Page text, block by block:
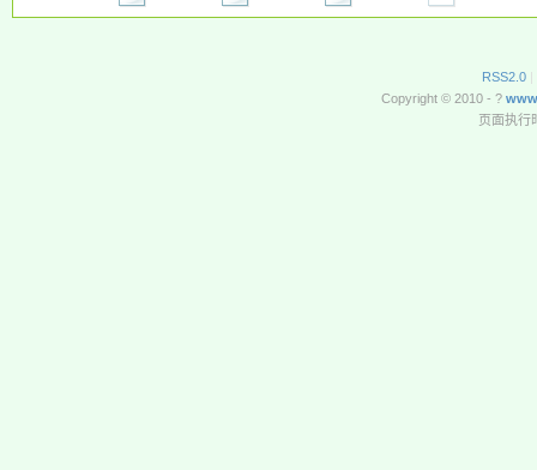
RSS2.0 |
Copyright © 2010 - ?
页面执行